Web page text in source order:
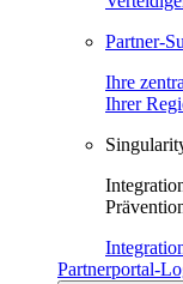
Partner-
Ihre
Ihrer
Partnerportal-